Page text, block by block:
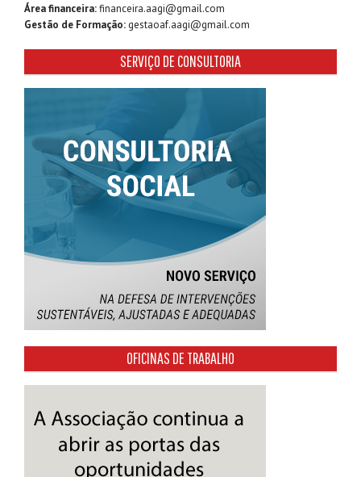
Área financeira:financeira.aagi@gmail.com
Gestão de Formação: gestaoaf.aagi@gmail.com
SERVIÇO DE CONSULTORIA
OFICINAS DE TRABALHO